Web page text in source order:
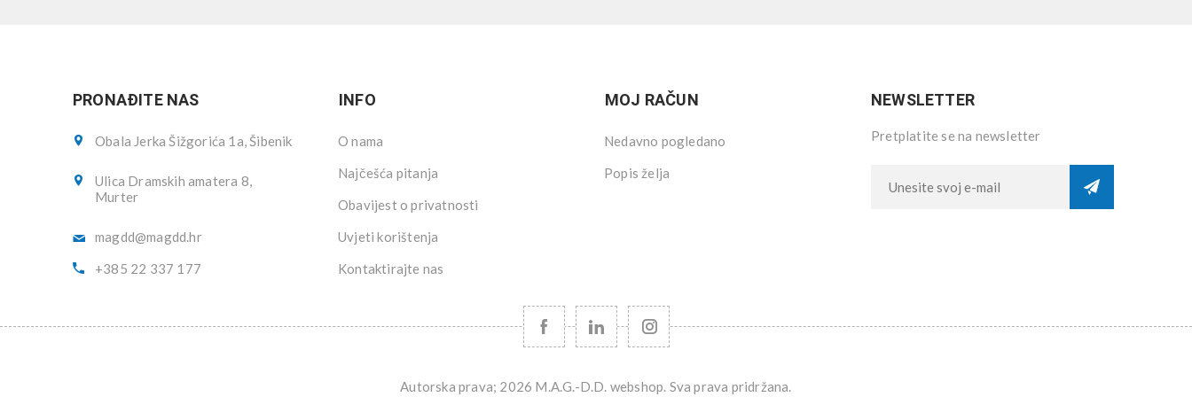
PRONAĐITE NAS
Obala Jerka Šižgorića 1a, Šibenik
Ulica Dramskih amatera 8,
Murter
magdd@magdd.hr
+385 22 337 177
INFO
O nama
Najčešća pitanja
Obavijest o privatnosti
Uvjeti korištenja
Kontaktirajte nas
MOJ RAČUN
Nedavno pogledano
Popis želja
NEWSLETTER
Pretplatite se na newsletter
Autorska prava; 2026 M.A.G.-D.D. webshop. Sva prava pridržana.